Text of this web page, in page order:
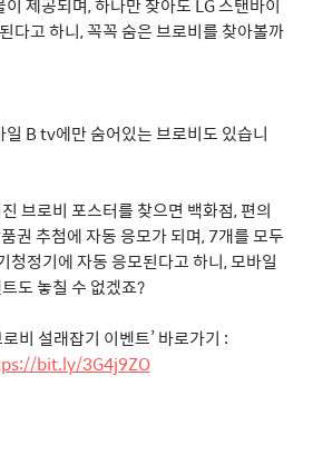
제공되며,하나만 찾아도 LG스탠바이
다고 하니,꼭꼭 숨은 브로비를 찾아볼까
일 B tv에만 숨어있는 브로비도 있습니
브로비 포스터를 찾으면 백화점,편의
권 추첨에 자동 응모가 되며, 7개를 모두
청정기에 자동 응모된다고 하니,모바일
도 놓칠 수 없겠죠?
비 설래잡기 이벤트’바로가기 :
bit.ly/3G4j9ZO